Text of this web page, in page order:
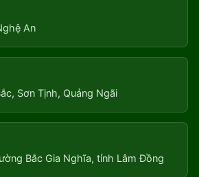
An
Sơn Tịnh, Quảng Ngãi
Bắc Gia Nghĩa, tỉnh Lâm Đồng